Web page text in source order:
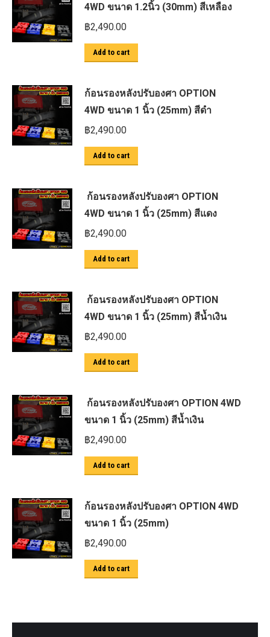
4WD ขนาด 1.2นิ้ว (30mm) สีเหลือง
฿2,490.00
Add to cart
ก้อนรองหลังปรับองศา OPTION
4WD ขนาด 1 นิ้ว (25mm) สีดำ
฿2,490.00
Add to cart
ก้อนรองหลังปรับองศา OPTION
4WD ขนาด 1 นิ้ว (25mm) สีแดง
฿2,490.00
Add to cart
ก้อนรองหลังปรับองศา OPTION
4WD ขนาด 1 นิ้ว (25mm) สีน้ำเงิน
฿2,490.00
Add to cart
ก้อนรองหลังปรับองศา OPTION 4WD
ขนาด 1 นิ้ว (25mm) สีน้ำเงิน
฿2,490.00
Add to cart
ก้อนรองหลังปรับองศา OPTION 4WD
ขนาด 1 นิ้ว (25mm)
฿2,490.00
Add to cart